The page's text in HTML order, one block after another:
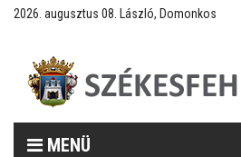
2026. augusztus 08. László, Domonkos
MENÜ